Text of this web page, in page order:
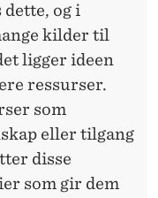
og i
kilder til
ligger ideen
ressurser.
som
eller tilgang
disse
som gir dem